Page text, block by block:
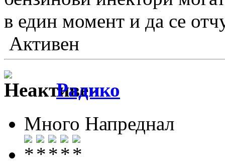
в един момент и да се
Активен
Радико
Много Напреднал